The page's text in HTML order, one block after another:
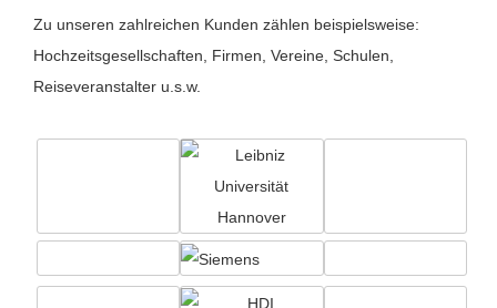
Zu unseren zahlreichen Kunden zählen beispielsweise:
Hochzeitsgesellschaften, Firmen, Vereine, Schulen,
Reiseveranstalter u.s.w.